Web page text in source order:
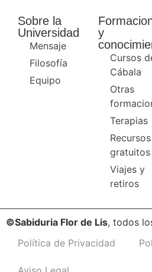
Sobre la
Universidad
Mensaje
Filosofía
Equipo
y
Cursos
Cábala
Otras
Terapias
Recursos
gratuitos
Viajes y
retiros
©Sabiduria Flor de Lis, todos
Política de Privacidad